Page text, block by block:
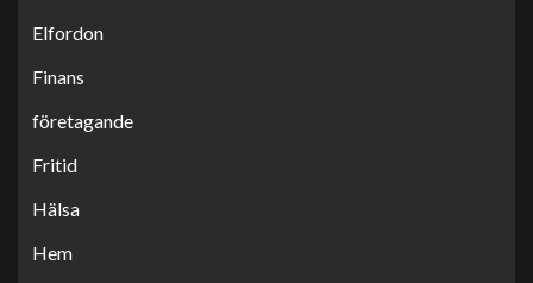
Elfordon
Finans
företagande
Fritid
Hälsa
Hem